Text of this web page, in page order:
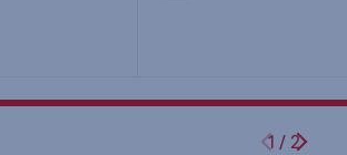
1 / 2